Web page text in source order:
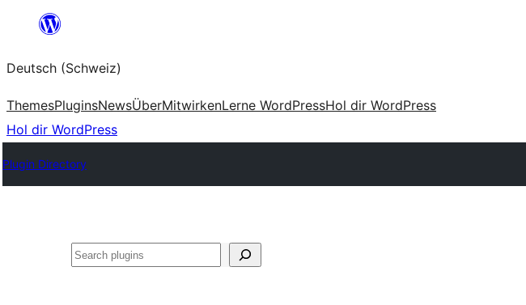
springen
Deutsch (Schweiz)
ThemesPluginsNewsÜberMitwirkenLerne WordPressHol dir WordPress
Hol dir WordPress
Plugin Directory
Suchen